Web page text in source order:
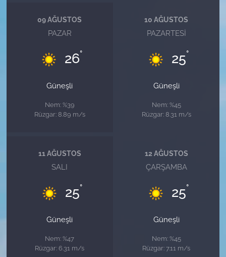
09 AĞUSTOS
PAZAR
26°
Güneşli
Nem: %39
Rüzgar: 8.89 m/s
10 AĞUSTOS
PAZARTESI
25°
Güneşli
Nem: %45
Rüzgar: 8.31 m/s
11 AĞUSTOS
SALI
25°
Güneşli
Nem: %47
Rüzgar: 6.31 m/s
12 AĞUSTOS
ÇARŞAMBA
25°
Güneşli
Nem: %45
Rüzgar: 7.11 m/s